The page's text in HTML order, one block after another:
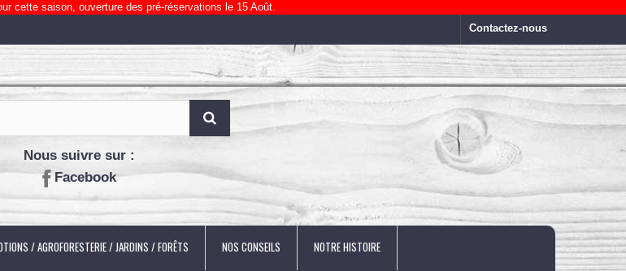
cette saison, ouverture des pré-réservations le 15 Août.
Contactez-nous
Nous suivre sur :
Facebook
/ AGROFORESTERIE / JARDINS / FORÊTS NOS CONSEILS NOTRE HISTOIRE